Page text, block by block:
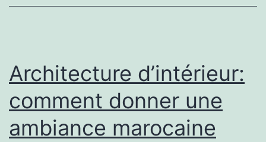
saison
Architecture d’intérieur:
comment donner une
ambiance marocaine